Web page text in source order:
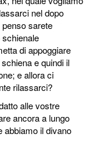
nel dopo
sarete
schienale
di appoggiare
e quindi il
e allora ci
rilassarci?
alle vostre
ancora a lungo
abbiamo il divano